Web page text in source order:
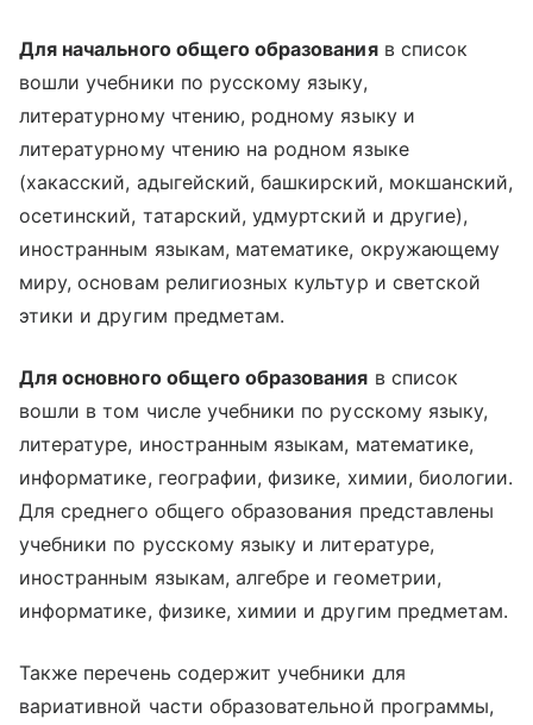
Для начального общего образованияв список
вошли учебники по русскому языку,
литературному чтению, родному языку и
литературному чтению на родном языке
(хакасский, адыгейский, башкирский, мокшанский,
осетинский, татарский, удмуртский и другие),
иностранным языкам, математике, окружающему
миру, основам религиозных культур и светской
этики и другим предметам.
Для основного общего образования в список
вошли в том числе учебники по русскому языку,
литературе, иностранным языкам, математике,
информатике, географии, физике, химии, биологии.
Для среднего общего образования представлены
учебники по русскому языку и литературе,
иностранным языкам, алгебре и геометрии,
информатике, физике, химии и другим предметам.
Также перечень содержит учебники для
вариативной части образовательной программы,